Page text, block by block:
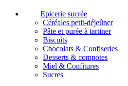
Epicerie sucrée
Céréales petit-déjeûner
Pâte et purée à tartiner
Biscuits
Chocolats & Confiseries
Desserts & compotes
Miel & Confitures
Sucres